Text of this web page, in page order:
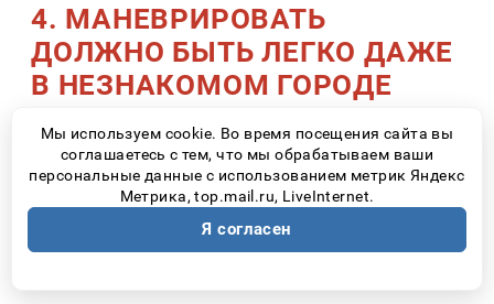
4. МАНЕВРИРОВАТЬ
ДОЛЖНО БЫТЬ ЛЕГКО ДАЖЕ
В НЕЗНАКОМОМ ГОРОДЕ
Практически любое большое путешествие
заканчивается поиском парковки. Узкие
улицы, гостиничные дворы, туристические
центры – именно здесь многие начинают
Мы используем cookie. Во время посещения сайта вы
соглашаетесь с тем, что мы обрабатываем ваши
персональные данные с использованием метрик Яндекс
Метрика, top.mail.ru, LiveInternet.
Я согласен